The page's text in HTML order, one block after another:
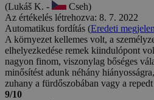
(Lukáš K. -
Cseh)
Az értékelés létrehozva: 8. 7. 2022
Automatikus fordítás (Eredeti
A környezet kellemes volt, a
elhelyezkedése remek kiindulópont
nagyon finom, viszonylag bőséges
minősítést adunk néhány
zuhany a fürdőszobában vagy a
9/10